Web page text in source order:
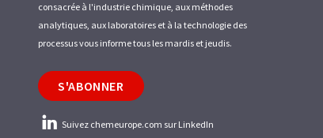
consacrée à l'industrie chimique, aux méthodes
analytiques, aux laboratoires et à la technologie des
processus vous informe tous les mardis et jeudis.
S'ABONNER
Suivez chemeurope.com sur LinkedIn